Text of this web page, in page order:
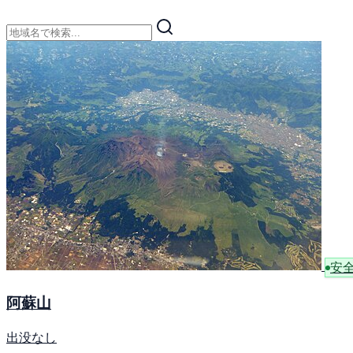
安
阿蘇山
出没なし